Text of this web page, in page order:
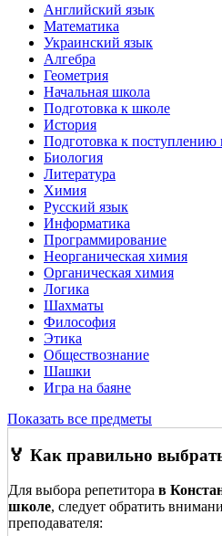
Английский язык
Математика
Украинский язык
Алгебра
Геометрия
Начальная школа
Подготовка к школе
История
Подготовка к
Биология
Литература
Химия
Русский язык
Информатика
Программирование
Неорганическая химия
Органическая химия
Логика
Шахматы
Философия
Этика
Обществознание
Шашки
Игра на баяне
Показать все предметы
🏅 Как правильно
Для выбора репетитора в
школе, следует обратить
преподавателя: